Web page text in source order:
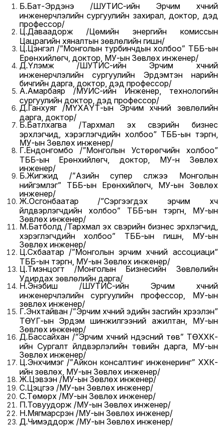
Б.Бат-Эрдэнэ /ШУТИС-ийн Эрчим хүчний
инженерчлэлийн сургуулийн захирал, доктор, дэд
профессор/
Ц.Даваадорж /Цөмийн энергийн комиссын
Цацрагийн хяналтын зөвлөлийн гишүүн/
Ц.Цэнгэл /”Монголын турбинчдын холбоо” ТББ-ын
Ерөнхийлөгч, доктор, МУ-ын Зөвлөх инженер/
Д.Үлэмж /ШУТИС-ийн Эрчим хүчний
инженерчлэлийн сургуулийн Эрдэмтэн нарийн
бичгийн дарга, доктор, дэд профессор/
А.Амарбаяр /МУИС-ийн Инженер, технологийн
сургуулийн доктор, дэд профессор/
Д.Ганхуяг /МҮХАҮТ-ын Эрчим хүчний зөвлөлийн
дарга, доктор/
Б.Батлхагва /Тархмал эх үүсвэрийн бизнес
эрхлэгчид, хэрэглэгчдийн холбоо” ТББ-ын тэргүүн,
МУ-ын Зөвлөх инженер/
Г.Ёндонгомбо /”Монголын Устөрөгчийн холбоо”
ТББ-ын Ерөнхийлөгч, доктор, МУ-н Зөвлөх
инженер/
Б.Жигжид /”Азийн супер сүлжээ Монголын
нийгэмлэг” ТББ-ын Ерөнхийлөгч, МУ-ын Зөвлөх
инженер/
Ж.Осгонбаатар /”Сэргээгдэх эрчим хүч
үйлдвэрлэгчдийн холбоо” ТББ-ын тэргүүн, МУ-ын
Зөвлөх инженер/
М.Батболд /Тархмал эх үүсвэрийн бизнес эрхлэгчид,
хэрэглэгчдийн холбоо” ТББ-ын гишүүн, МУ-ын
Зөвлөх инженер/
Ц.Сүхбаатар /”Монголын эрчим хүчний ассоциаци”
ТББ-ын тэргүүн, МУ-ын Зөвлөх инженер/
Ц.Түмэнцогт /Монголын Бизнесийн Зөвлөлийн
Удирдах зөвлөлийн дарга/
Н.Энэбиш /ШУТИС-ийн Эрчим хүчний
инженерчлэлийн сургуулийн профессор, МУ-ын
зөвлөх инженер/
Г.Энхтайван /”Эрчим хүчний эдийн засгийн хүрээлэн”
ТӨҮГ-ын Эрдэм шинжилгээний ажилтан, МУ-ын
Зөвлөх инженер/
Д.Бассайхан /”Эрчим хүчний үндэсний төв” ТӨХХК-
ийн Сургалт үйлдвэрлэлийн төвийн дарга, МУ-ын
Зөвлөх инженер/
Ц.Энхчимэг /”Айкон консалтинг инженеринг” ХХК-
ийн зөвлөх, МУ-ын Зөвлөх инженер/
Ж.Цэвээн /МУ-ын Зөвлөх инженер/
С.Цэцгээ /МУ-ын Зөвлөх инженер/
С.Төмөрхүү /МУ-ын Зөвлөх инженер/
П.Товуудорж /МУ-ын Зөвлөх инженер/
Н.Мягмарсүрэн /МУ-ын Зөвлөх инженер/
Д.Чимэддорж /МУ-ын Зөвлөх инженер/